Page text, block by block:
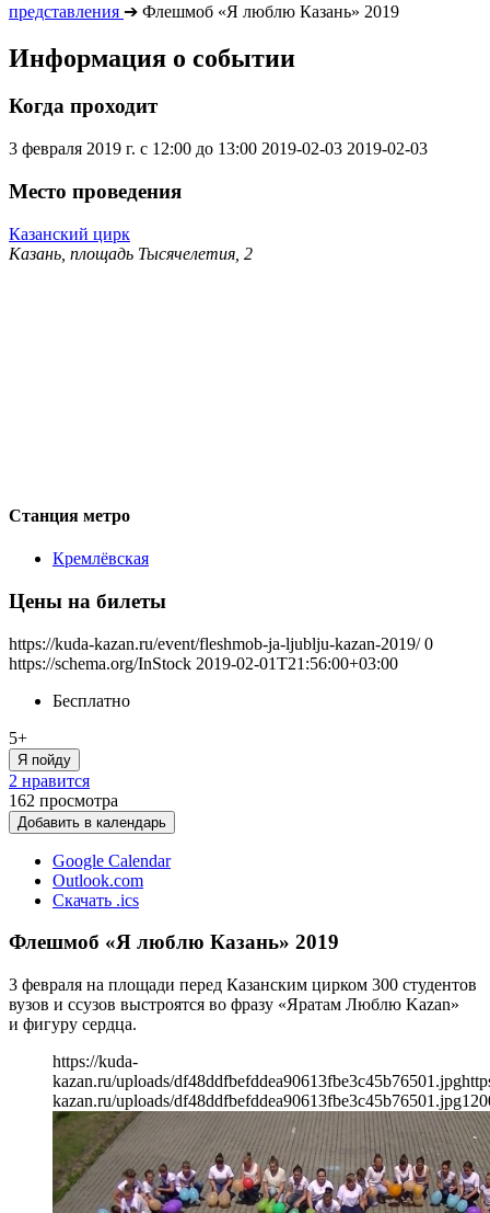
представления ➔ Флешмоб «Я люблю Казань» 2019
Информация о событии
Когда проходит
3 февраля 2019 г. с 12:00 до 13:00 2019-02-03 2019-02-03
Место проведения
Казанский цирк
Казань, площадь Тысячелетия, 2
Станция метро
Кремлёвская
Цены на билеты
https://kuda-kazan.ru/event/fleshmob-ja-ljublju-kazan-2019/ 0
https://schema.org/InStock 2019-02-01T21:56:00+03:00
Бесплатно
5+
Я пойду
2 нравится
162 просмотра
Добавить в календарь
Google Calendar
Outlook.com
Скачать .ics
Флешмоб «Я люблю Казань» 2019
3 февраля на площади перед Казанским цирком 300 студентов
вузов и ссузов выстроятся во фразу «Яратам Люблю Kazan»
и фигуру сердца.
https://kuda-
kazan.ru/uploads/df48ddfbefddea90613fbe3c45b76501.jpg
kazan.ru/uploads/df48ddfbefddea90613fbe3c45b76501.jpg